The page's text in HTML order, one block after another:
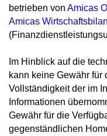
betrieben von Amicas
Amicas
Im Hinblick auf die
kann keine Gewähr für
Vollständigkeit der im
Informationen
Gewähr für die
gegenständlichen